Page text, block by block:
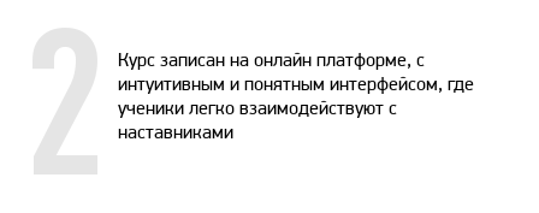
2
Курс записан на онлайн платформе, с
интуитивным и понятным интерфейсом, где
ученики легко взаимодействуют с
наставниками